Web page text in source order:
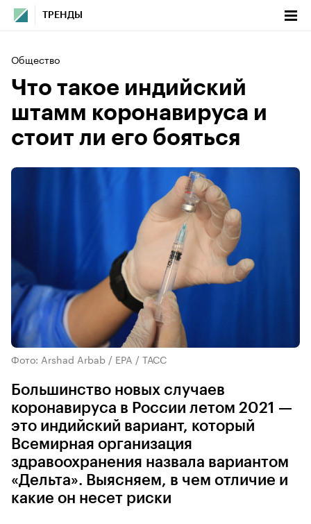
ТРЕНДЫ
Общество
Что такое индийский
штамм коронавируса и
стоит ли его бояться
Фото: Arshad Arbab / EPA / ТАСС
Большинство новых случаев
коронавируса в России летом 2021 —
это индийский вариант, который
Всемирная организация
здравоохранения назвала вариантом
«Дельта». Выясняем, в чем отличие и
какие он несет риски